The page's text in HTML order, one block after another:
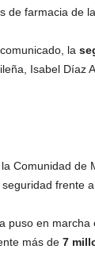
de farmacia de
la
Isabel Díaz
Comunidad de
frente
puso en
más de7